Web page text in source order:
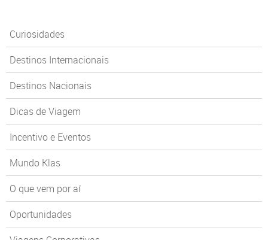
Curiosidades
Destinos Internacionais
Destinos Nacionais
Dicas de Viagem
Incentivo e Eventos
Mundo Klas
O que vem por aí
Oportunidades